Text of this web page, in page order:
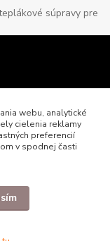
súpravy pre
webu, analytické
cielenia reklamy
preferencií
v spodnej časti